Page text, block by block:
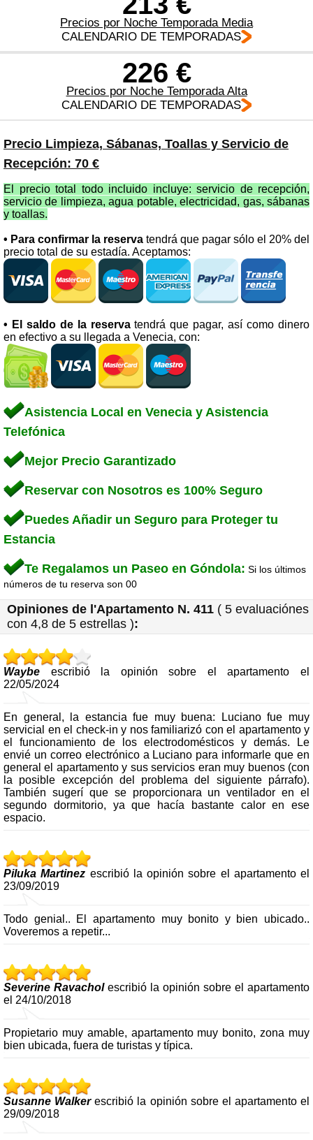
Precios por Noche Temporada Media
CALENDARIO DE TEMPORADAS
226 €
Precios por Noche Temporada Alta
CALENDARIO DE TEMPORADAS
Precio Limpieza, Sábanas, Toallas y Servicio de
Recepción: 70 €
El precio total todo incluido incluye: servicio de recepción,
servicio de limpieza, agua potable, electricidad, gas, sábanas
y toallas.
• Para confirmar la reserva tendrá que pagar sólo el 20% del
precio total de su estadía. Aceptamos:
• El saldo de la reservatendrá que pagar, así como dinero
en efectivo a su llegada a Venecia, con:
Asistencia Local en Venecia y Asistencia
Telefónica
Mejor Precio Garantizado
Reservar con Nosotros es 100% Seguro
Puedes Añadir un Seguro para Proteger tu
Estancia
Te Regalamos un Paseo en Góndola: Si los últimos
números de tu reserva son 00
Opiniones de l'Apartamento N. 411 ( 5 evaluaciónes
con 4,8 de 5 estrellas ):
Waybe escribió la opinión sobre el apartamento el
22/05/2024
En general, la estancia fue muy buena: Luciano fue muy
servicial en el check-in y nos familiarizó con el apartamento y
el funcionamiento de los electrodomésticos y demás. Le
envié un correo electrónico a Luciano para informarle que en
general el apartamento y sus servicios eran muy buenos (con
la posible excepción del problema del siguiente párrafo).
También sugerí que se proporcionara un ventilador en el
segundo dormitorio, ya que hacía bastante calor en ese
espacio.
Piluka Martinez escribió la opinión sobre el apartamento el
23/09/2019
Todo genial.. El apartamento muy bonito y bien ubicado..
Voveremos a repetir...
Severine Ravacholescribió la opinión sobre el apartamento
el 24/10/2018
Propietario muy amable, apartamento muy bonito, zona muy
bien ubicada, fuera de turistas y típica.
Susanne Walkerescribió la opinión sobre el apartamento el
29/09/2018